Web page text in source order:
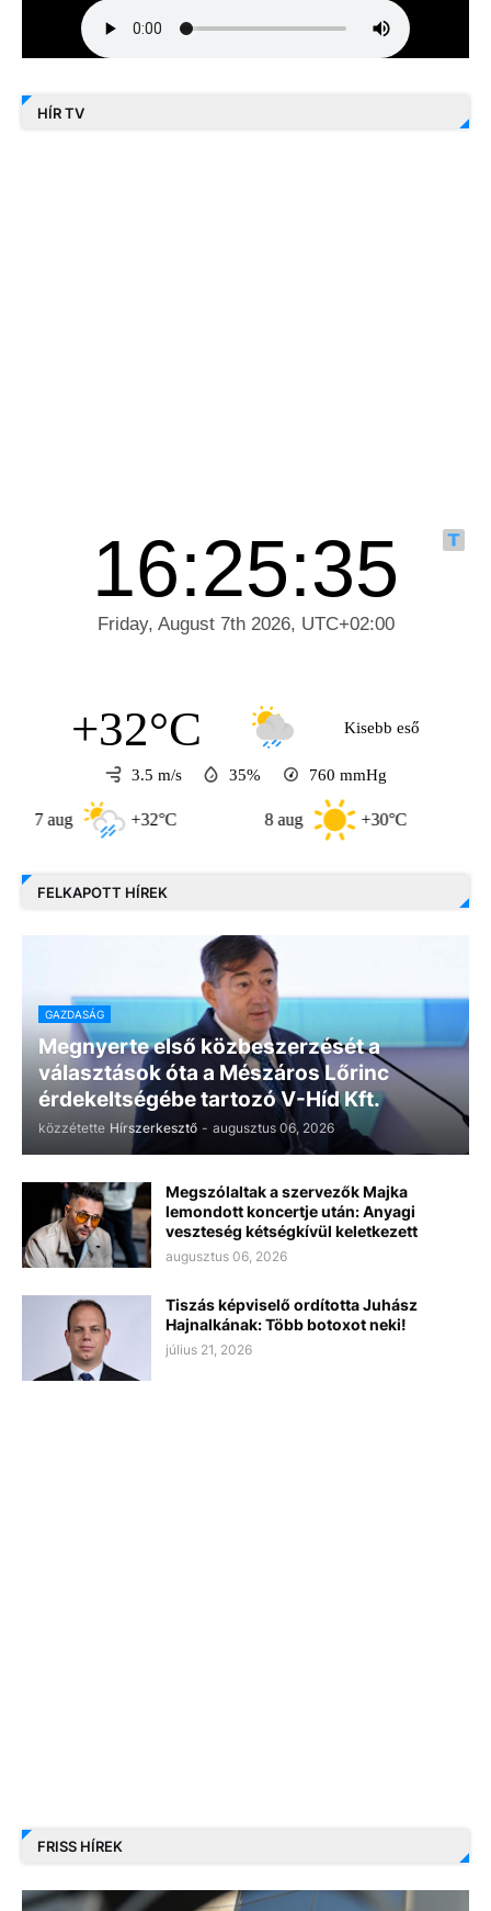
HÍR TV
+32°C Kisebb eső
3.5 m/s 35% 760 mmHg
+32°C +30°C
FELKAPOTT HÍREK
GAZDASÁG
Megnyerte első közbeszerzését a
választások óta a Mészáros Lőrinc
érdekeltségébe tartozó V-Híd Kft.
közzétette Hírszerkesztő - augusztus 06, 2026
Megszólaltak a szervezők Majka
lemondott koncertje után: Anyagi
veszteség kétségkívül keletkezett
augusztus 06, 2026
Tiszás képviselő ordította Juhász
Hajnalkának: Több botoxot neki!
július 21, 2026
FRISS HÍREK